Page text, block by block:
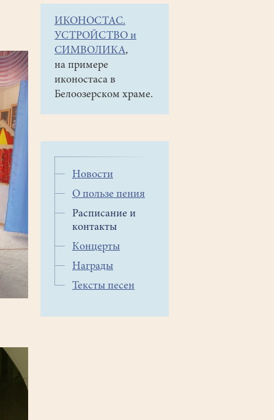
ИКОНОСТАС.
УСТРОЙСТВО и
СИМВОЛИКА,
на примере
иконостаса в
Белоозерском храме.
Новости
О пользе пения
Расписание и
контакты
Концерты
Награды
Тексты песен